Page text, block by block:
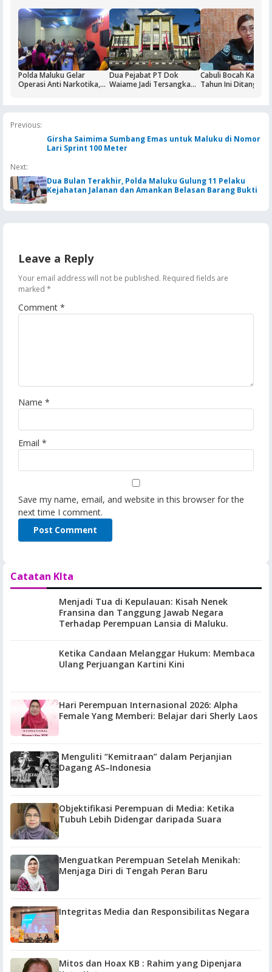
Polda Maluku Gelar
Operasi Anti Narkotika,
Dua Pejabat PT Dok
Waiame Jadi Tersangka
Cabuli Bocah Kakek
Tahun Ini Ditangkap
Previous:
Girsha Saimima Sumbang Emas untuk Maluku di Nomor
Lari Sprint 100 Meter
Next:
Dua Bulan Terakhir, Polda Maluku Gulung 11 Pelaku
Kejahatan Jalanan dan Amankan Belasan Barang Bukti
Leave a Reply
Your email address will not be published. Required fields are
marked *
Comment *
Name *
Email *
Save my name, email, and website in this browser for the
next time I comment.
Catatan KIta
Menjadi Tua di Kepulauan: Kisah Nenek
Fransina dan Tanggung Jawab Negara
Terhadap Perempuan Lansia di Maluku.
Ketika Candaan Melanggar Hukum: Membaca
Ulang Perjuangan Kartini Kini
Hari Perempuan Internasional 2026: Alpha
Female Yang Memberi: Belajar dari Sherly Laos
Menguliti “Kemitraan” dalam Perjanjian
Dagang AS–Indonesia
Objektifikasi Perempuan di Media: Ketika
Tubuh Lebih Didengar daripada Suara
Menguatkan Perempuan Setelah Menikah:
Menjaga Diri di Tengah Peran Baru
Integritas Media dan Responsibilitas Negara
Mitos dan Hoax KB : Rahim yang Dipenjara